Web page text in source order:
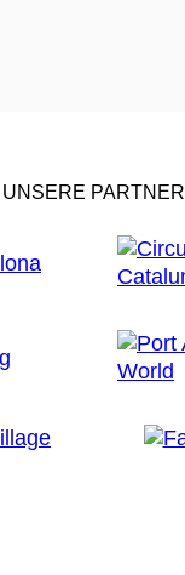
UNSERE PARTNER